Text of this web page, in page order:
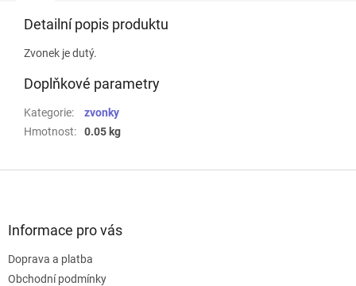
Detailní popis produktu
Zvonek je dutý.
Doplňkové parametry
Kategorie:
zvonky
Hmotnost: 0.05 kg
Informace pro vás
Doprava a platba
Obchodní podmínky